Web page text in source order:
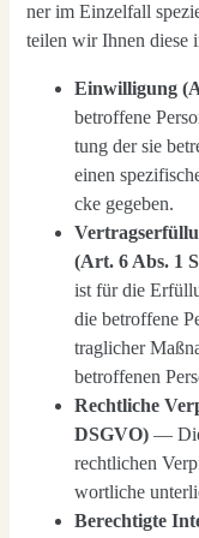
ner im Ein­zel­fall
tei­len wir Ihnen die­se
Ein­wil­li­gung
betrof­fe­ne
tung der sie
einen
cke gege­ben.
(Art. 6 Abs. 1
ist für die
die betrof­fe­ne
trag­li­cher
betrof­fe­nen
Recht­li­che
DSGVO) —
recht­li­chen
wort­li­che
Berech­tig­te